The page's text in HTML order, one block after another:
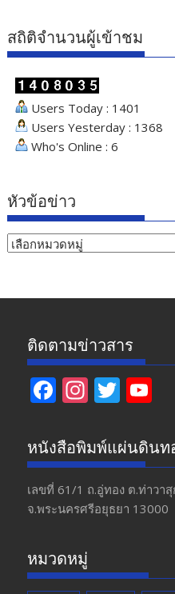
สถิติจำนวนผู้เข้าชม
Users Today : 1401
Users Yesterday : 1368
Who's Online : 6
หัวข้อข่าว
หัวข้อ
ติดตามข่าวสาร
F
e
b
o
o
In
a
gr
a
m
T
itt
er
u
T
u
b
หนังสือพิมพ์แผ่นดินท
เลขที่ 61/1 ถ.อู่ทอง​ ต.​ท่าวา
จ.พระนครศรีอยุธยา 13000
หมวดหมู่